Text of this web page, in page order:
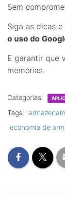
Sem
Siga as dicas
o uso do
E garantir que
memórias.
Categorias:
Tags:
economia de